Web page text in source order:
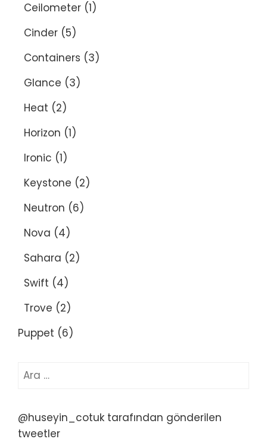
Ceilometer (1)
Cinder (5)
Containers (3)
Glance (3)
Heat (2)
Horizon (1)
Ironic (1)
Keystone (2)
Neutron (6)
Nova (4)
Sahara (2)
Swift (4)
Trove (2)
Puppet (6)
Arama:
@huseyin_cotuk tarafından gönderilen
tweetler